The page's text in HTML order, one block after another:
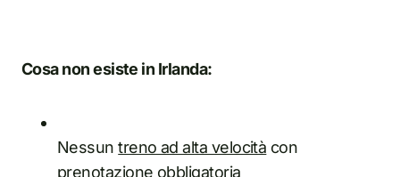
Cosa non esiste in Irlanda:
Nessuntreno ad alta velocità con
prenotazione obbligatoria